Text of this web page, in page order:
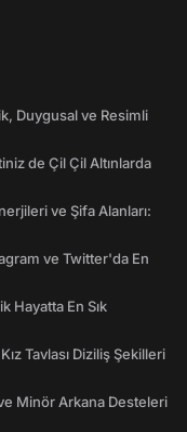
Duygusal ve Resimli
de Çil Çil Altınlarda
ve Şifa Alanları:
ve Twitter'da En
Hayatta En Sık
Tavlası Diziliş Şekilleri
Minör Arkana Desteleri